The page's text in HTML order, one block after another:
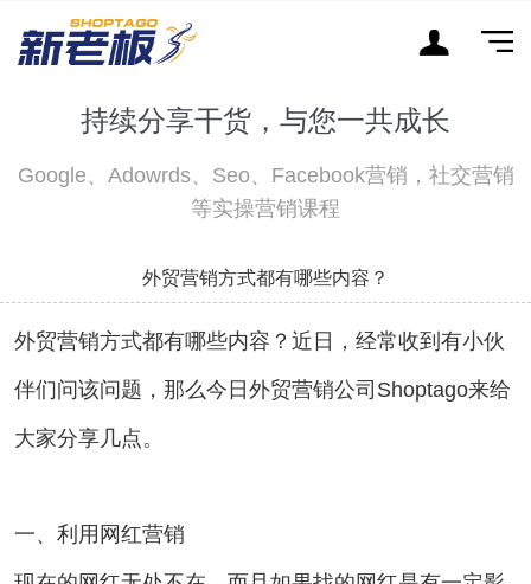
持续分享干货，与您一共成长
Google、Adowrds、Seo、Facebook营销，社交营销
等实操营销课程
外贸营销方式都有哪些内容？
外贸营销方式都有哪些内容？近日，经常收到有小伙
伴们问该问题，那么今日外贸营销公司Shoptago来给
大家分享几点。
一、利用网红营销